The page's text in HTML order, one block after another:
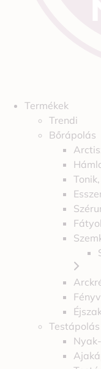
Termékek
Trendi
Bőrápolás
Testápolás